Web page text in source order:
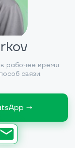
рабочее время.
связи.
→